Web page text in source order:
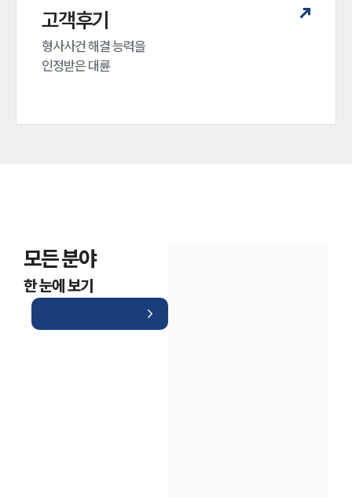
고객후기
형사사건 해결 능력을
인정받은 대륜
모든 분야
한 눈에 보기